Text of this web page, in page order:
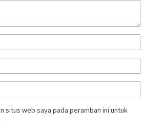
situs web saya pada peramban ini untuk